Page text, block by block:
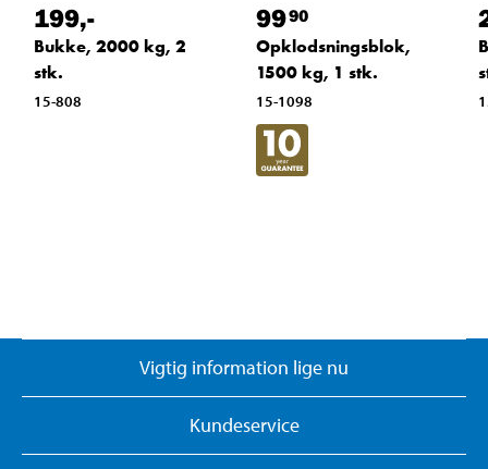
199,-
Bukke, 2000 kg, 2
stk.
15-808
9990
Opklodsningsblok,
1500 kg, 1 stk.
15-1098
Vigtig information lige nu
Kundeservice